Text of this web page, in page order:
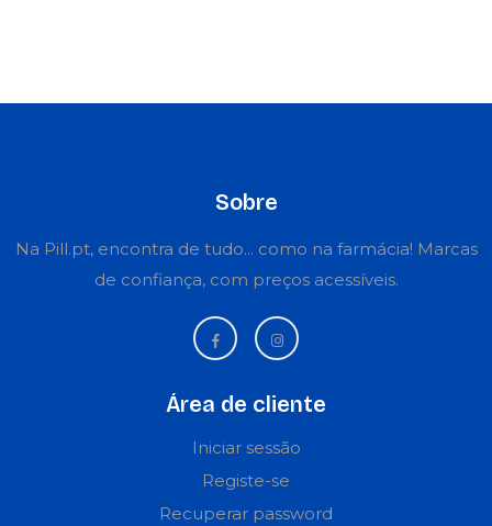
Sobre
Na Pill.pt, encontra de tudo... como na farmácia! Marcas
de confiança, com preços acessíveis.
Área de cliente
Iniciar sessão
Registe-se
Recuperar password